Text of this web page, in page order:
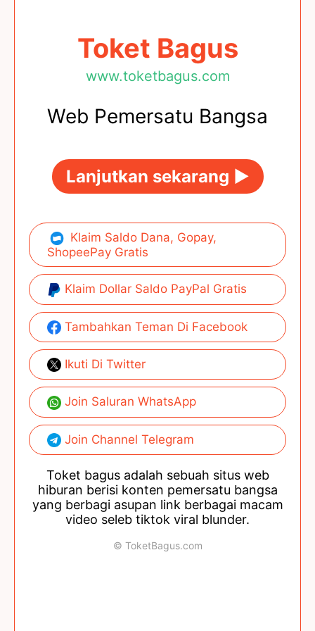
Toket Bagus
www.toketbagus.com
Web Pemersatu Bangsa
Lanjutkan sekarang ►
Klaim Saldo Dana, Gopay,
ShopeePay Gratis
Klaim Dollar Saldo PayPal Gratis
Tambahkan Teman Di Facebook
Ikuti Di Twitter
Join Saluran WhatsApp
Join Channel Telegram
Toket bagus adalah sebuah situs web
hiburan berisi konten pemersatu bangsa
yang berbagi asupan link berbagai macam
video seleb tiktok viral blunder.
© ToketBagus.com